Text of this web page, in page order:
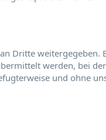
Dritte weitergegeben.
werden, bei der
und ohne